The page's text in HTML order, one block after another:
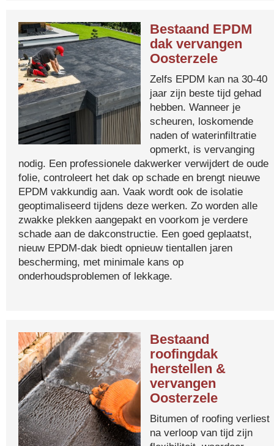
Bestaand EPDM
dak vervangen
Oosterzele
Zelfs EPDM kan na 30-40
jaar zijn beste tijd gehad
hebben. Wanneer je
scheuren, loskomende
naden of waterinfiltratie
opmerkt, is vervanging
nodig. Een professionele dakwerker verwijdert de oude
folie, controleert het dak op schade en brengt nieuwe
EPDM vakkundig aan. Vaak wordt ook de isolatie
geoptimaliseerd tijdens deze werken. Zo worden alle
zwakke plekken aangepakt en voorkom je verdere
schade aan de dakconstructie. Een goed geplaatst,
nieuw EPDM-dak biedt opnieuw tientallen jaren
bescherming, met minimale kans op
onderhoudsproblemen of lekkage.
Bestaand
roofingdak
herstellen &
vervangen
Oosterzele
Bitumen of roofing verliest
na verloop van tijd zijn